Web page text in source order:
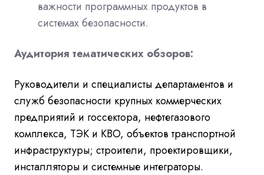
важности программных продуктов в
системах безопасности.
Аудитория тематических обзоров:
Руководители и специалисты департаментов и
служб безопасности крупных коммерческих
предприятий и госсектора, нефтегазового
комплекса, ТЭК и КВО, объектов транспортной
инфраструктуры; строители, проектировщики,
инсталляторы и системные интеграторы.